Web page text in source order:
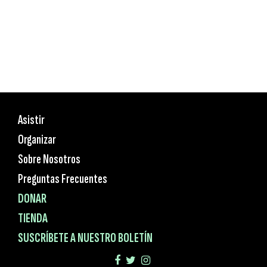
Asistir
Organizar
Sobre Nosotros
Preguntas Frecuentes
DONAR
TIENDA
SUSCRÍBETE A NUESTRO BOLETÍN